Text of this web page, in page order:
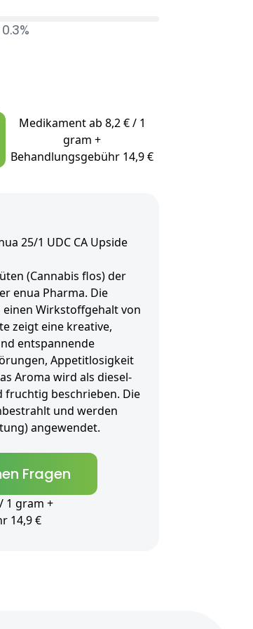
Medikament ab 8,2 € / 1
gram +
Behandlungsgebühr 14,9 €
25/1 UDC CA Upside
(Cannabis flos) der
enua Pharma. Die
Wirkstoffgehalt von
zeigt eine kreative,
entspannende
Appetitlosigkeit
Aroma wird als diesel-
fruchtig beschrieben. Die
und werden
angewendet.
Fragen
1 gram +
14,9 €